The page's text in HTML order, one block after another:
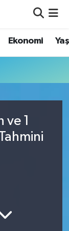
Ekonomi
ve 1